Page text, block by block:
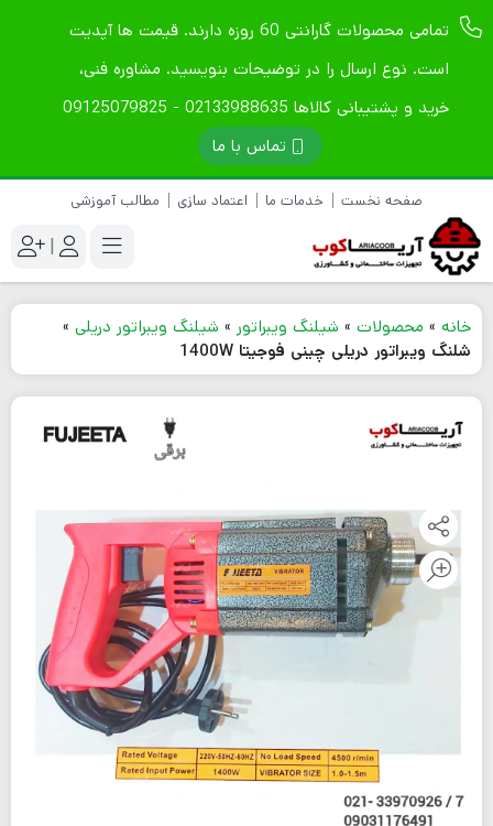
تمامی محصولات گارانتی 60 روزه دارند. قیمت ها آپدیت
است. نوع ارسال را در توضیحات بنویسید. مشاوره فنی،
خرید و پشتیبانی کالاها 02133988635 - 09125079825
تماس با ما
صفحه نخست خدمات ما اعتماد سازی مطالب آموزشی
|
خانه » محصولات » شیلنگ ویبراتور » شیلنگ ویبراتور دریلی »
شلنگ ویبراتور دریلی چینی فوجیتا 1400W